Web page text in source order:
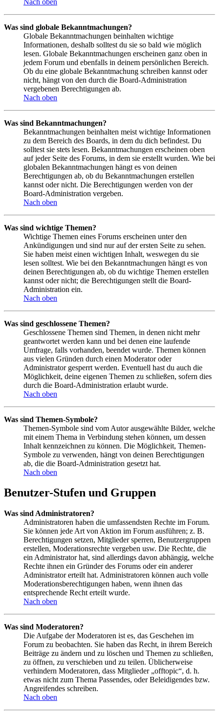
Was sind globale Bekanntmachungen?
Globale Bekanntmachungen beinhalten wichtige
Informationen, deshalb solltest du sie so bald wie möglich
lesen. Globale Bekanntmachungen erscheinen ganz oben in
jedem Forum und ebenfalls in deinem persönlichen Bereich.
Ob du eine globale Bekanntmachung schreiben kannst oder
nicht, hängt von den durch die Board-Administration
vergebenen Berechtigungen ab.
Nach oben
Was sind Bekanntmachungen?
Bekanntmachungen beinhalten meist wichtige Informationen
zu dem Bereich des Boards, in dem du dich befindest. Du
solltest sie stets lesen. Bekanntmachungen erscheinen oben
auf jeder Seite des Forums, in dem sie erstellt wurden. Wie bei
globalen Bekanntmachungen hängt es von deinen
Berechtigungen ab, ob du Bekanntmachungen erstellen
kannst oder nicht. Die Berechtigungen werden von der
Board-Administration vergeben.
Nach oben
Was sind wichtige Themen?
Wichtige Themen eines Forums erscheinen unter den
Ankündigungen und sind nur auf der ersten Seite zu sehen.
Sie haben meist einen wichtigen Inhalt, weswegen du sie
lesen solltest. Wie bei den Bekanntmachungen hängt es von
deinen Berechtigungen ab, ob du wichtige Themen erstellen
kannst oder nicht; die Berechtigungen stellt die Board-
Administration ein.
Nach oben
Was sind geschlossene Themen?
Geschlossene Themen sind Themen, in denen nicht mehr
geantwortet werden kann und bei denen eine laufende
Umfrage, falls vorhanden, beendet wurde. Themen können
aus vielen Gründen durch einen Moderator oder
Administrator gesperrt werden. Eventuell hast du auch die
Möglichkeit, deine eigenen Themen zu schließen, sofern dies
durch die Board-Administration erlaubt wurde.
Nach oben
Was sind Themen-Symbole?
Themen-Symbole sind vom Autor ausgewählte Bilder, welche
mit einem Thema in Verbindung stehen können, um dessen
Inhalt kennzeichnen zu können. Die Möglichkeit, Themen-
Symbole zu verwenden, hängt von deinen Berechtigungen
ab, die die Board-Administration gesetzt hat.
Nach oben
Benutzer-Stufen und Gruppen
Was sind Administratoren?
Administratoren haben die umfassendsten Rechte im Forum.
Sie können jede Art von Aktion im Forum ausführen; z. B.
Berechtigungen setzen, Mitglieder sperren, Benutzergruppen
erstellen, Moderationsrechte vergeben usw. Die Rechte, die
ein Administrator hat, sind allerdings davon abhängig, welche
Rechte ihnen ein Gründer des Forums oder ein anderer
Administrator erteilt hat. Administratoren können auch volle
Moderationsberechtigungen haben, wenn ihnen das
entsprechende Recht erteilt wurde.
Nach oben
Was sind Moderatoren?
Die Aufgabe der Moderatoren ist es, das Geschehen im
Forum zu beobachten. Sie haben das Recht, in ihrem Bereich
Beiträge zu ändern und zu löschen und Themen zu schließen,
zu öffnen, zu verschieben und zu teilen. Üblicherweise
verhindern Moderatoren, dass Mitglieder „offtopic“, d. h.
etwas nicht zum Thema Passendes, oder Beleidigendes bzw.
Angreifendes schreiben.
Nach oben